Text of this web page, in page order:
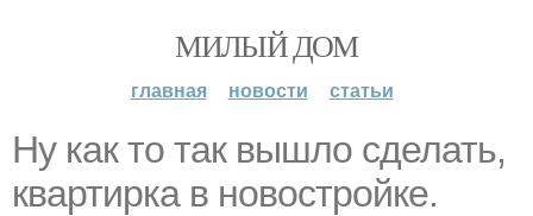
МИЛЫЙ ДОМ
главная новости статьи
Ну как то так вышло сделать,
квартирка в новостройке.